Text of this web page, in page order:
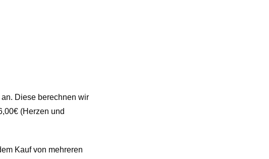
Diese berechnen wir
(Herzen und
Kauf von mehreren